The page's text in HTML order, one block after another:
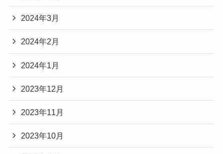
2024年3月
2024年2月
2024年1月
2023年12月
2023年11月
2023年10月